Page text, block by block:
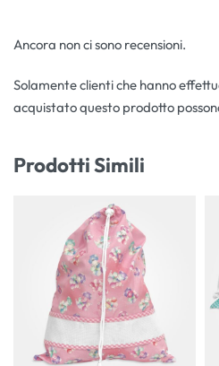
Ancora non ci sono recensioni.
Solamente clienti che hanno
acquistato questo prodotto
Prodotti Simili